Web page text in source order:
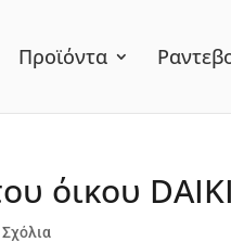
Προϊόντα
όικου
Σχόλια